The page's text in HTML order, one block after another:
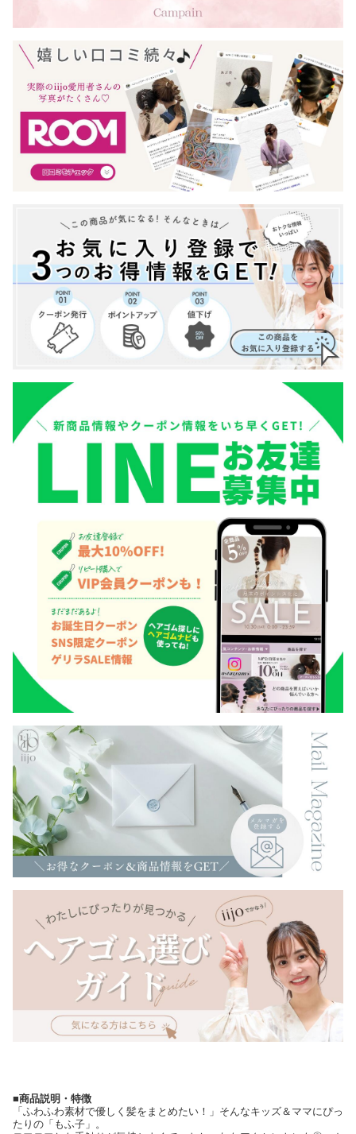
■商品説明・特徴
「ふわふわ素材で優しく髪をまとめたい！」そんなキッズ＆ママにぴっ
たりの「もふ子」。